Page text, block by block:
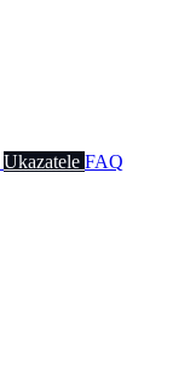
Ukazatele FAQ